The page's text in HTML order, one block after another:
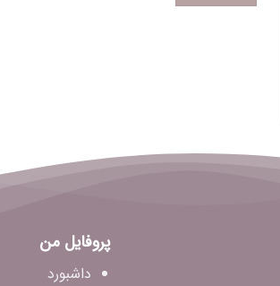
پروفایل من
داشبورد